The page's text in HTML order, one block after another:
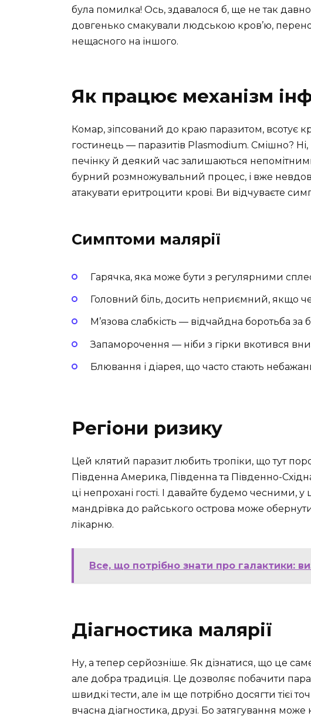
була помилка! Ось, здавалося б, ще не так
довгенько смакували людською кров’ю,
нещасного на іншого.
Як працює механізм
Комар, зіпсований до краю паразитом, всотує
гостинець — паразитів Plasmodium. Смішно?
печінку й деякий час залишаються
бурний розмножувальний процес, і вже
атакувати еритроцити крові. Ви відчуваєте
Симптоми малярії
Гарячка, яка може бути з регулярними
Головний біль, досить неприємний, якщо
М’язова слабкість — відчайдна боротьба
Запаморочення — ніби з гірки вкотився
Блювання і діарея, що часто стають
Регіони ризику
Цей клятий паразит любить тропіки, що тут
Південна Америка, Південна та Південно-
ці непрохані гості. І давайте будемо чесними,
мандрівка до райського острова може
лікарню.
Все, що потрібно знати про галактики:
Діагностика малярії
Ну, а тепер серйозніше. Як дізнатися, що це
але добра традиція. Це дозволяє побачити
швидкі тести, але їм ще потрібно досягти тієї
вчасна діагностика, друзі. Бо затягування